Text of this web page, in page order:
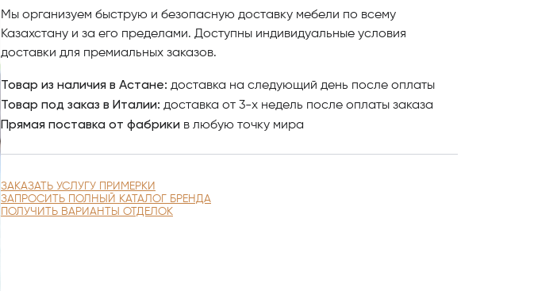
двухигольной прострочкой, бархат и текстиль различных цветов и фактур,
мягкий нубук и дымчатые зеркала.
воспроизводить изображения, текстуры, натуральные материалы и любые
изображения, которые можно сфотографировать и отсканировать в
высоком разрешении, по запросу конечного потребителя.
наш интернет-каталог, где разнообразные модели представлены
качественными фото, сравнивайте понравившиеся модели и оформляйте
Мы организуем быструю и безопасную доставку мебели по всему
Казахстану и за его пределами. Доступны индивидуальные условия
доставки для премиальных заказов.
Товар из наличия в Астане: доставка на следующий день после оплаты
Товар под заказ в Италии: доставка от 3-х недель после оплаты заказа
Прямая поставка от фабрики в любую точку мира
ЗАКАЗАТЬ УСЛУГУ ПРИМЕРКИ
ЗАПРОСИТЬ ПОЛНЫЙ КАТАЛОГ БРЕНДА
ПОЛУЧИТЬ ВАРИАНТЫ ОТДЕЛОК